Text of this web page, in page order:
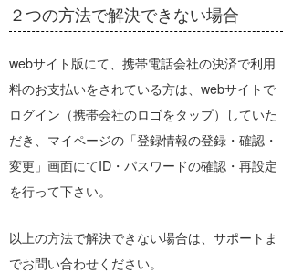
２つの方法で解決できない場合
webサイト版にて、携帯電話会社の決済で利用
料のお支払いをされている方は、webサイトで
ログイン（携帯会社のロゴをタップ）していた
だき、マイページの「登録情報の登録・確認・
変更」画面にてID・パスワードの確認・再設定
を行って下さい。
以上の方法で解決できない場合は、サポートま
でお問い合わせください。